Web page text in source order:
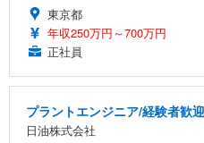
東京都
年収250万円～700万円
正社員
プラントエンジニア/経験者歓迎
日油株式会社